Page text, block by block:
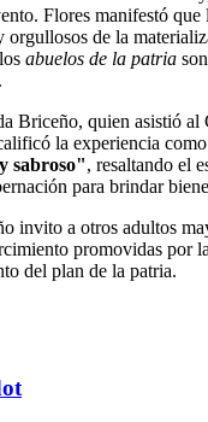
Flores manifestó que
orgullosos de la
abuelos de la patria
Briceño, quien asistió al
la experiencia
sabroso", resaltando el
para brindar
invito a otros adultos
promovidas por
del plan de la patria.